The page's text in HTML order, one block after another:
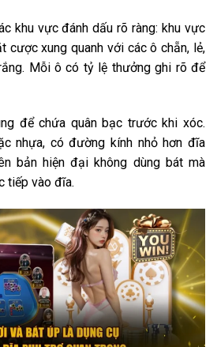
khu vực đánh dấu rõ ràng: khu vực
cược xung quanh với các ô chẵn, lẻ,
Mỗi ô có tỷ lệ thưởng ghi rõ để
để chứa quân bạc trước khi xóc.
nhựa, có đường kính nhỏ hơn đĩa
bản hiện đại không dùng bát mà
tiếp vào đĩa.